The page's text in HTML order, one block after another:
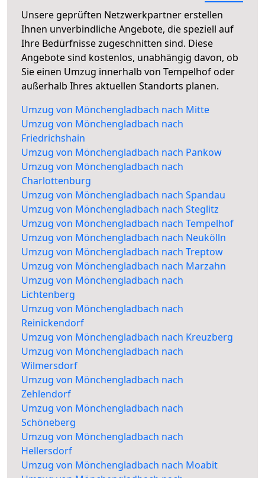
Unsere geprüften Netzwerkpartner erstellen
Ihnen unverbindliche Angebote, die speziell auf
Ihre Bedürfnisse zugeschnitten sind. Diese
Angebote sind kostenlos, unabhängig davon, ob
Sie einen Umzug innerhalb von Tempelhof oder
außerhalb Ihres aktuellen Standorts planen.
Umzug von Mönchengladbach nach Mitte
Umzug von Mönchengladbach nach
Friedrichshain
Umzug von Mönchengladbach nach Pankow
Umzug von Mönchengladbach nach
Charlottenburg
Umzug von Mönchengladbach nach Spandau
Umzug von Mönchengladbach nach Steglitz
Umzug von Mönchengladbach nach Tempelhof
Umzug von Mönchengladbach nach Neukölln
Umzug von Mönchengladbach nach Treptow
Umzug von Mönchengladbach nach Marzahn
Umzug von Mönchengladbach nach
Lichtenberg
Umzug von Mönchengladbach nach
Reinickendorf
Umzug von Mönchengladbach nach Kreuzberg
Umzug von Mönchengladbach nach
Wilmersdorf
Umzug von Mönchengladbach nach
Zehlendorf
Umzug von Mönchengladbach nach
Schöneberg
Umzug von Mönchengladbach nach
Hellersdorf
Umzug von Mönchengladbach nach Moabit